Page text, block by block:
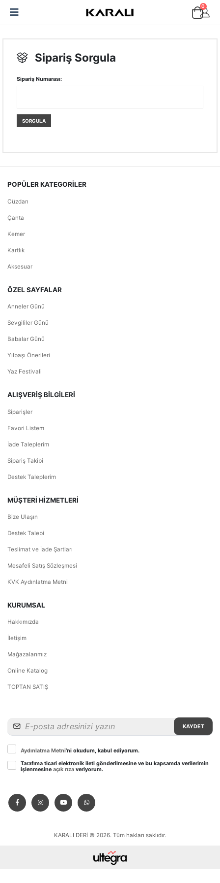
0
Sipariş Sorgula
Sipariş Numarası:
SORGULA
POPÜLER KATEGORİLER
Cüzdan
Çanta
Kemer
Kartlık
Aksesuar
ÖZEL SAYFALAR
Anneler Günü
Sevgililer Günü
Babalar Günü
Yılbaşı Önerileri
Yaz Festivali
ALIŞVERİŞ BİLGİLERİ
Siparişler
Favori Listem
İade Taleplerim
Sipariş Takibi
Destek Taleplerim
MÜŞTERİ HİZMETLERİ
Bize Ulaşın
Destek Talebi
Teslimat ve İade Şartları
Mesafeli Satış Sözleşmesi
KVK Aydınlatma Metni
KURUMSAL
Hakkımızda
İletişim
Mağazalarımız
Online Katalog
TOPTAN SATIŞ
KAYDET
Aydınlatma Metni’ni okudum, kabul ediyorum.
Tarafıma ticari elektronik ileti gönderilmesine ve bu kapsamda verilerimin
işlenmesine açık rıza veriyorum.
KARALI DERİ © 2026. Tüm hakları saklıdır.